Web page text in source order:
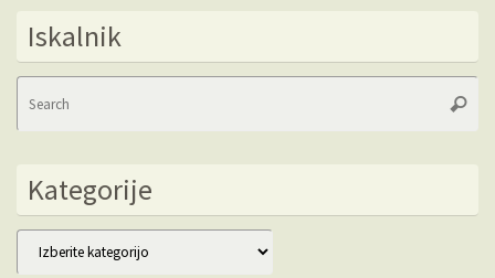
Iskalnik
Kategorije
Kategorije